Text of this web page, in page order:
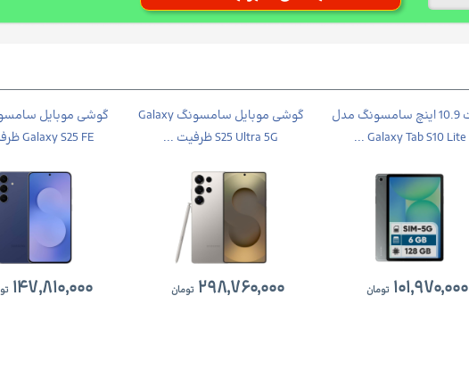
گوشی موبايل
Galaxy S25 FE ظرفیت ...
۱۴۷,۸۱۰,۰۰۰
گوشی موبایل سامسونگ Galaxy
S25 Ultra 5G ظرفیت ...
۲۹۸,۷۶۰,۰۰۰ تومان
تبلت 10.9 اینچ سامسونگ مدل
Galaxy Tab S10 Lite ...
۱۰۱,۹۷۰,۰۰۰ تومان